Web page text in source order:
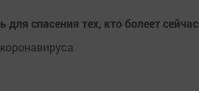
спасения тех, кто болеет сейчас